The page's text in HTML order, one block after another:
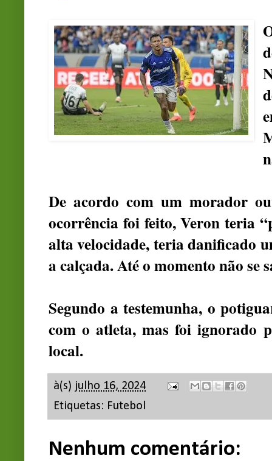
De acordo com um morador
ocorrência foi feito, Veron teria
alta velocidade, teria danificado
a calçada. Até o momento não se
Segundo a testemunha, o
com o atleta, mas foi ignorado
local.
à(s) julho 16, 2024
Etiquetas: Futebol
Nenhum comentário: